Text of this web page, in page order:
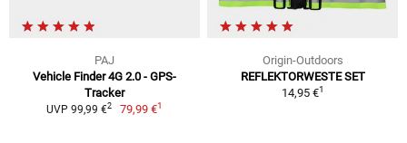
PAJ
Vehicle Finder 4G 2.0 - GPS-
Tracker
UVP 99,99 €2 79,99 €1
Origin-Outdoors
REFLEKTORWESTE SET
14,95 €1